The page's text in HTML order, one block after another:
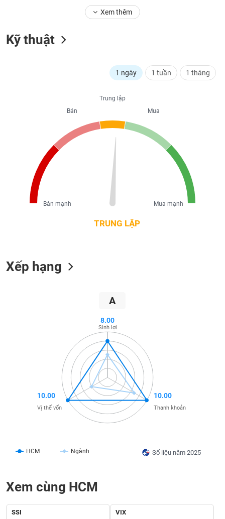
lý
thị
Xem thêm
Kỹ thuật
1 ngày 1 tuần 1 tháng
TRUNG LẬP
Trung lập
Mua
Mua mạnh
Bán
Bán mạnh
Xếp hạng
A
Số liệu năm 2025
HCM Ngành
8.00
Sinh lợi
10.00
Thanh khoản
10.00
Vị thế vốn
Xem cùng HCM
SSI
VIX
TIÊU
VỤ